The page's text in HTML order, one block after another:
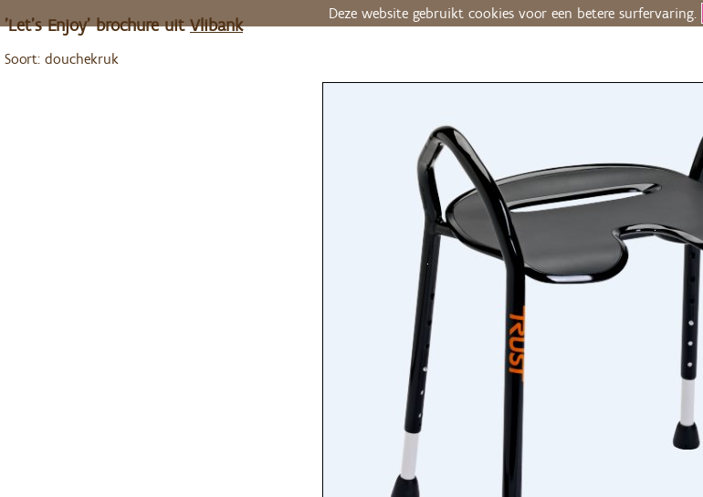
'Let's Enjoy' brochure uitVlibank
Soort: douchekruk
Deze website gebruikt cookies voor een betere surfervaring.